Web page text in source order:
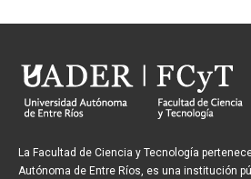
La Facultad de Ciencia y Tecnología
Autónoma de Entre Ríos, es una institución